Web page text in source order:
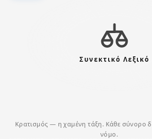
Συνεκτικό Λεξικό
Κρατισμός — η χαμένη τάξη. Κάθε σύνορο
νόμο.